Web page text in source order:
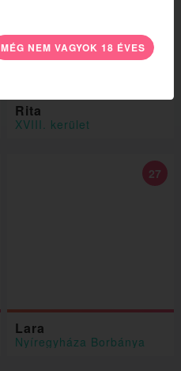
Rita
XVIII. kerület
Lara
Nyíregyháza Borbánya
27
MÉG NEM VAGYOK 18 ÉVES